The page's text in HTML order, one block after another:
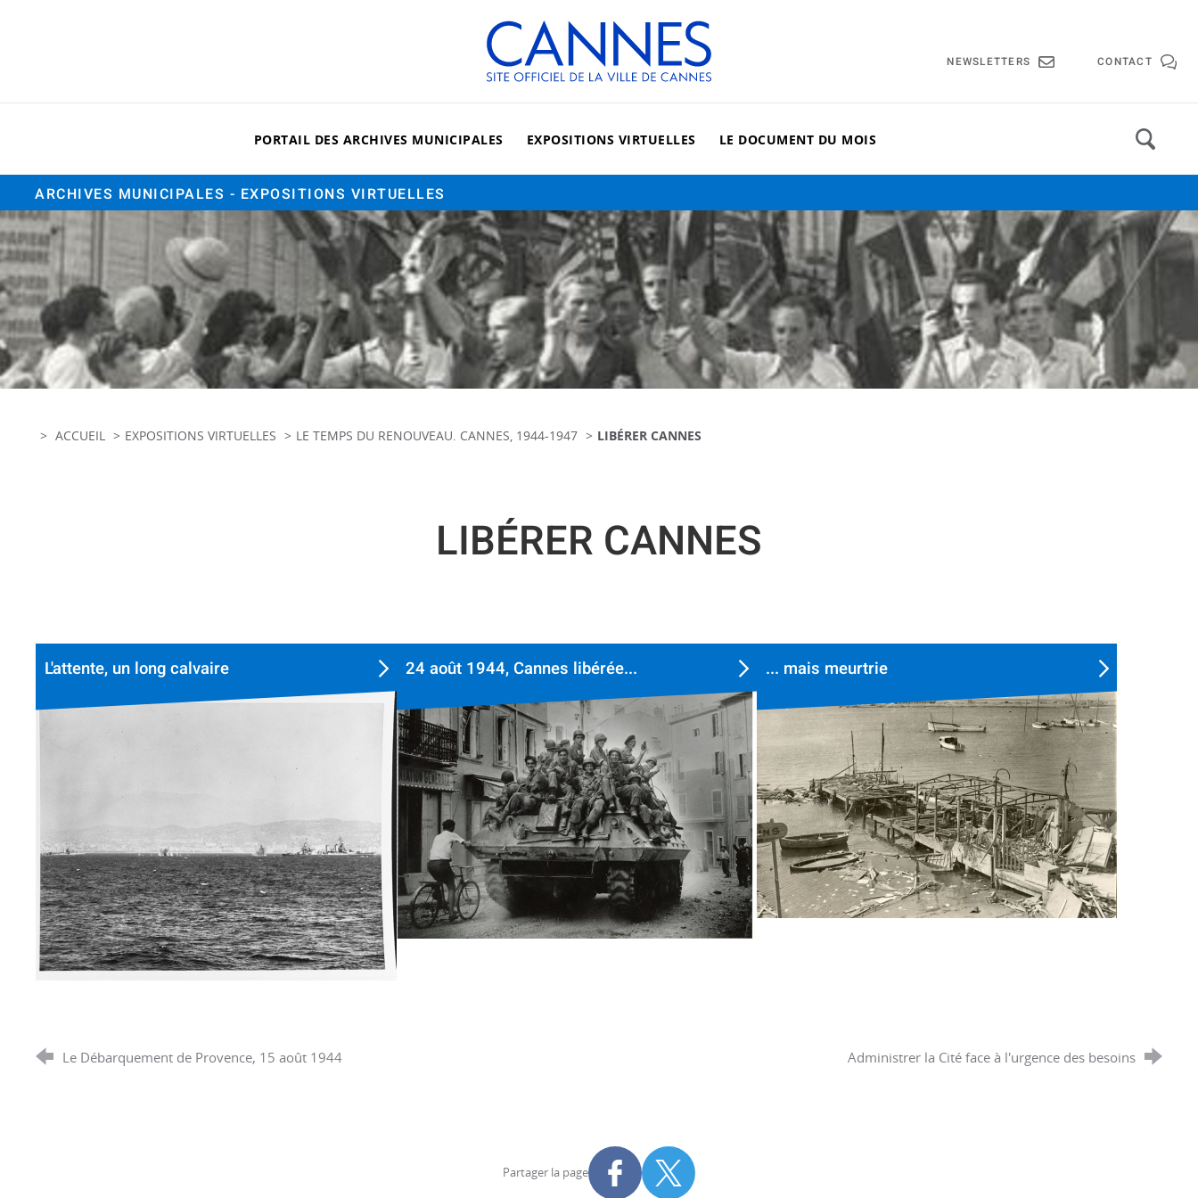
NEWSLETTERS CONTACT
ARCHIVES MUNICIPALES - EXPOSITIONS VIRTUELLES
PORTAIL DES ARCHIVES MUNICIPALES EXPOSITIONS VIRTUELLES LE DOCUMENT DU MOIS
ACCUEIL EXPOSITIONS VIRTUELLES LE TEMPS DU RENOUVEAU. CANNES, 1944-1947 LIBÉRER CANNES
LIBÉRER CANNES
L'attente, un long calvaire 24 août 1944, Cannes libérée... ... mais meurtrie
Le Débarquement de Provence, 15 août 1944 Administrer la Cité face à l'urgence des besoins
Partager la page
Partager sur Facebook
Partager sur X